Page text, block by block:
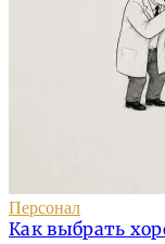
Персонал
Как выбрать